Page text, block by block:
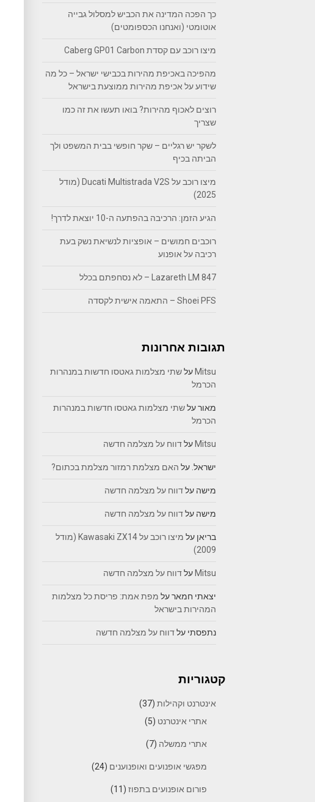
כך הפכה המדינה את הכביש למסלול גבייה
אוטומטי (ואנחנו הכספומטים)
מיצו רוכב עם קסדת Caberg GP01 Carbon
מהפיכה באכיפת מהירות בכבישי ישראל – כל מה
שידוע על אכיפת מהירות ממוצעת בישראל
רוצים לאכוף מהירות? בואו תעשו את זה כמו
שצריך
לשקר יש רגליים – שקר חופשי בבית המשפט ולך
הביתה בכיף
מיצו רוכב על Ducati Multistrada V2S (מודל
2025)
הגיע הזמן: הרכיבה בהפתעה ה-10 יוצאת לדרך!
רוכבים חמושים – אופציות לנשיאת נשק בעת
רכיבה על אופנוע
Lazareth LM 847 – לא נסחפתם בכלל
Shoei PFS – התאמה אישית לקסדה
תגובות אחרונות
Mitsu עלשתי מצלמות גאטסו חדשות במנהרות
הכרמל
מאורעלשתי מצלמות גאטסו חדשות במנהרות
הכרמל
Mitsu עלדווח על מצלמה חדשה
ישראל. על האם מצלמת רמזור מצלמת בכתום?
מישה עלדווח על מצלמה חדשה
מישה עלדווח על מצלמה חדשה
בריאן על
מיצו רוכב על Kawasaki ZX14 (מודל
2009)
Mitsu עלדווח על מצלמה חדשה
יצאתי חמארעל מפת אמת: פריסת כל מצלמות
המהירות בישראל
נתפסתי עלדווח על מצלמה חדשה
קטגוריות
אינטרנט וקהילות (37)
אתרי אינטרנט (5)
אתרי ממשלה (7)
מפגשי אופנועים ואופנוענים (24)
פורום אופנועים בתפוז (11)